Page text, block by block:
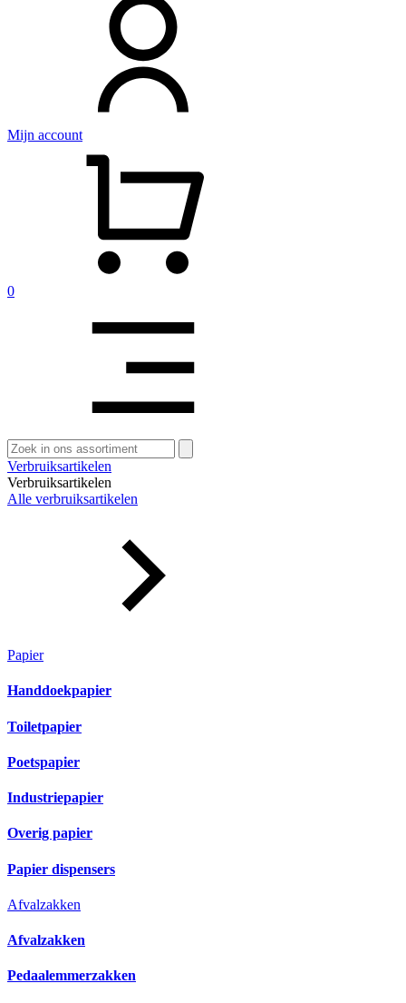
Mijn account
0
Zoeken
naar:
Verbruiksartikelen
Verbruiksartikelen
Alle verbruiksartikelen
Papier
Handdoekpapier
Toiletpapier
Poetspapier
Industriepapier
Overig papier
Papier dispensers
Afvalzakken
Afvalzakken
Pedaalemmerzakken